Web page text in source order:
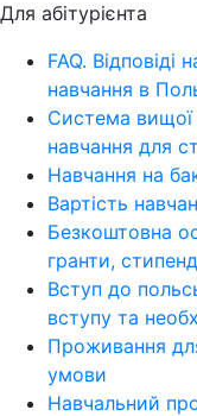
Для абітурієнта
FAQ. Відповіді
навчання в
Система вищої
навчання для
Навчання на
Вартість
Безкоштовна
гранти,
Вступ до
вступу та
Проживання
умови
Навчальний